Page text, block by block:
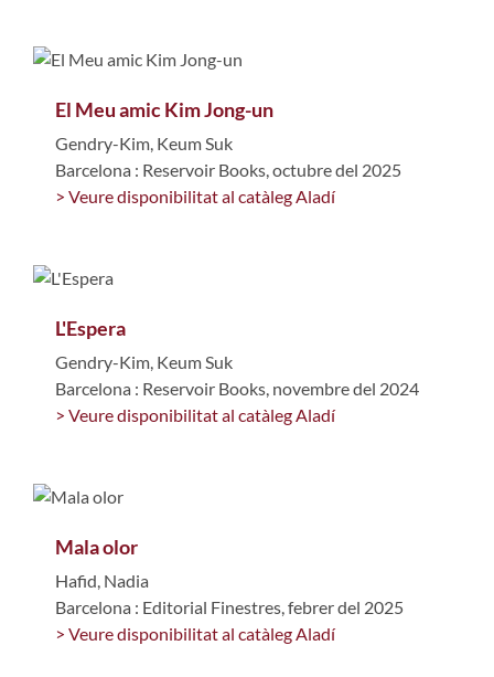
El Meu amic Kim Jong-un
Gendry-Kim, Keum Suk
Barcelona : Reservoir Books, octubre del 2025
> Veure disponibilitat al catàleg Aladí
L'Espera
Gendry-Kim, Keum Suk
Barcelona : Reservoir Books, novembre del 2024
> Veure disponibilitat al catàleg Aladí
Mala olor
Hafid, Nadia
Barcelona : Editorial Finestres, febrer del 2025
> Veure disponibilitat al catàleg Aladí